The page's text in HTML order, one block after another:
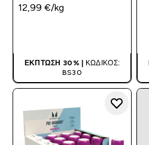
12,99 €‎/kg
ΈΚΠΤΩΣΗ 30% |
ΚΩΔΙΚΌΣ:
BS30